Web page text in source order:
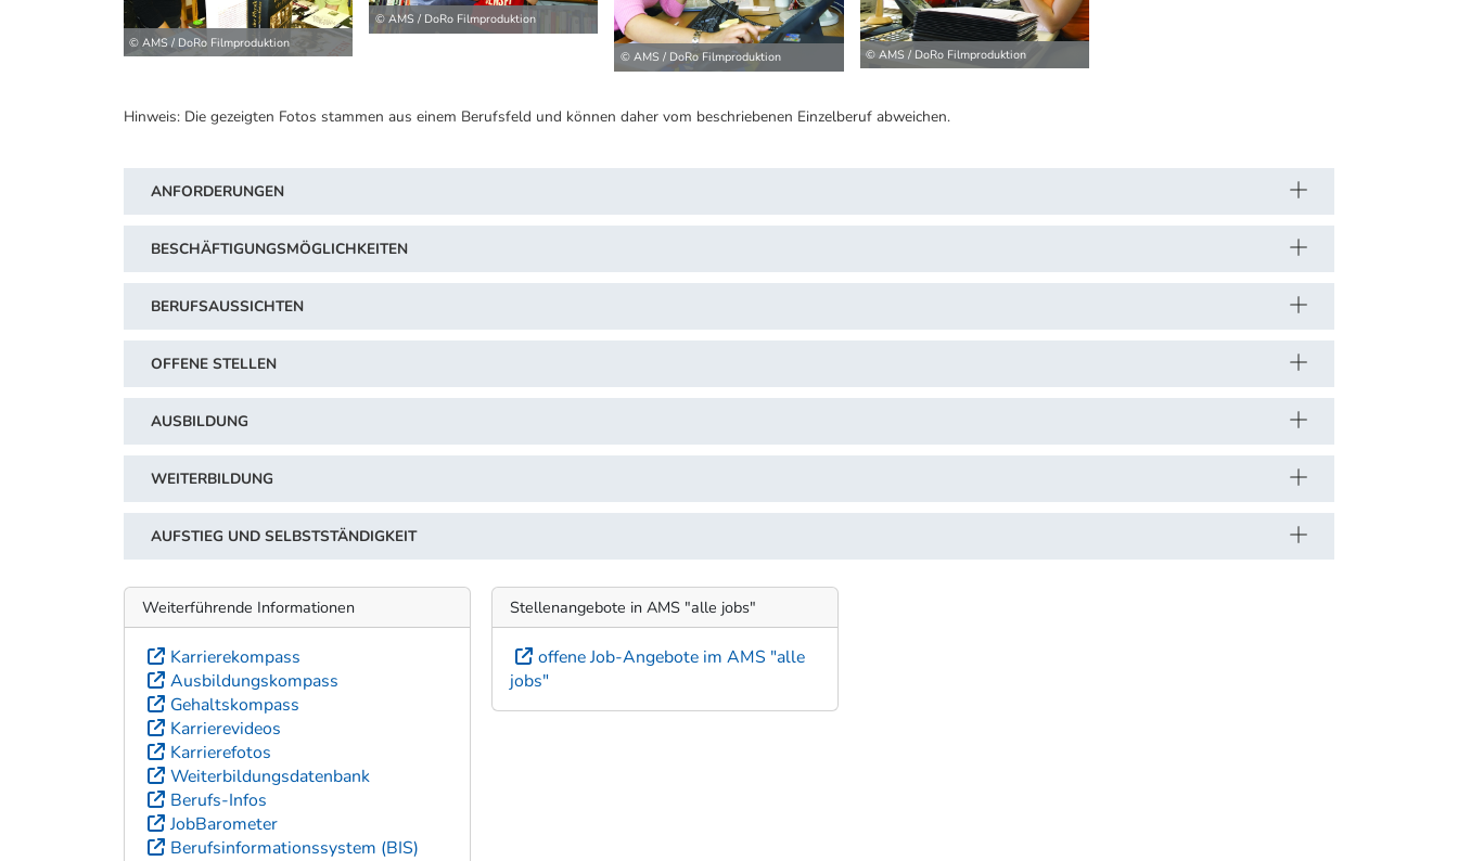
© AMS / DoRo Filmproduktion
© AMS / DoRo Filmproduktion
© AMS / DoRo Filmproduktion © AMS / DoRo Filmproduktion
Hinweis: Die gezeigten Fotos stammen aus einem Berufsfeld und können daher vom beschriebenen Einzelberuf abweichen.
ANFORDERUNGEN
BESCHÄFTIGUNGSMÖGLICHKEITEN
BERUFSAUSSICHTEN
OFFENE STELLEN
AUSBILDUNG
WEITERBILDUNG
AUFSTIEG UND SELBSTSTÄNDIGKEIT
Weiterführende Informationen
Karrierekompass
Ausbildungskompass
Gehaltskompass
Karrierevideos
Karrierefotos
Weiterbildungsdatenbank
Berufs-Infos
JobBarometer
Berufsinformationssystem (BIS)
Stellenangebote in AMS "alle jobs"
offene Job-Angebote im AMS "alle
jobs"